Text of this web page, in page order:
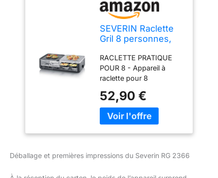
SEVERIN Raclette
Gril 8 personnes,
Naturelle, Plaque
de cuisson
céramique Anti-
adhésive,
Thermostat
Réglable, Noir, RG
2366
RACLETTE PRATIQUE
POUR 8 - Appareil à
raclette pour 8
un espace de rangement
dans l'appareil pour
poser vos poêlons
manche des poêlons
52,90 €
Déballage et premières impressions du Severin RG 2366